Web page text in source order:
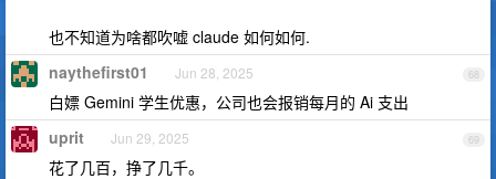
也不知道为啥都吹嘘 claude 如何如何.
68
naythefirst01 Jun 28, 2025
白嫖 Gemini 学生优惠，公司也会报销每月的 Ai 支出
69
uprit Jun 29, 2025
花了几百，挣了几千。